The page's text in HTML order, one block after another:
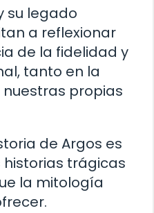
su legado
a reflexionar
de la fidelidad y
tanto en la
propias
de Argos es
trágicas
la mitología